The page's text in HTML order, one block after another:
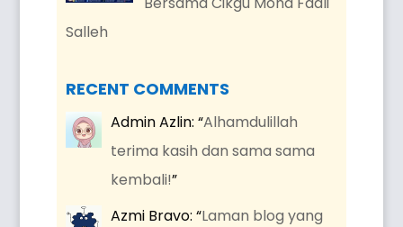
Salleh
RECENT COMMENTS
Admin Azlin: “Alhamdulillah
terima kasih dan sama sama
kembali!”
Azmi Bravo: “Laman blog yang